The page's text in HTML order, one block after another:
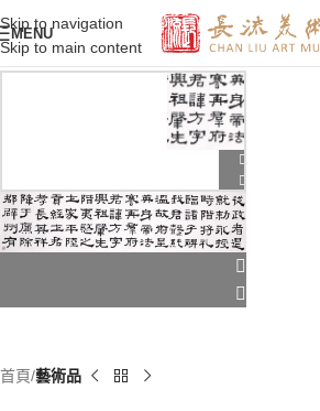
Skip to navigation
Skip to main content
MENU
首頁 藝術品